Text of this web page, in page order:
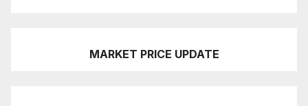
MARKET PRICE UPDATE